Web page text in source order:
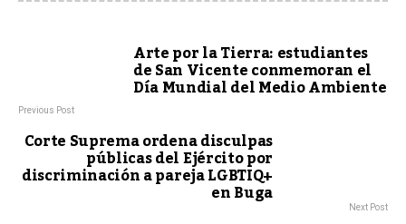
Arte por la Tierra: estudiantes
de San Vicente conmemoran el
Día Mundial del Medio Ambiente
Previous Post
Corte Suprema ordena disculpas
públicas del Ejército por
discriminación a pareja LGBTIQ+
en Buga Next Post